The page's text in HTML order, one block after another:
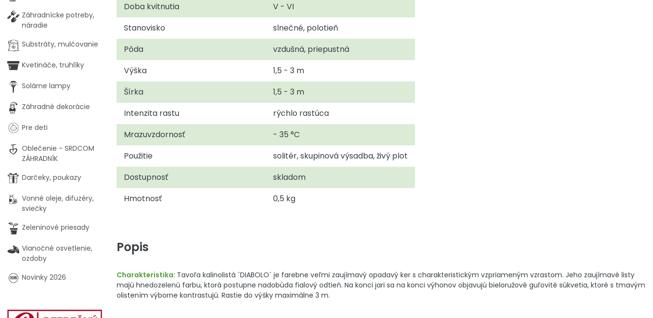
Doba kvitnutia
V - VI
Stanovisko
slnečné, polotieň
Pôda
vzdušná, priepustná
Výška
1,5 - 3 m
Šírka
1,5 - 3 m
Intenzita rastu
rýchlo rastúca
Mrazuvzdornosť
- 35 °C
Použitie
solitér, skupinová výsadba, živý plot
Dostupnosť
skladom
Hmotnosť
0,5 kg
Popis
Charakteristika: Tavoľa kalinolistá ´DIABOLO´ je farebne veľmi zaujímavý opadavý ker s charakteristickým vzpriameným vzrastom. Jeho zaujímavé listy
majú hnedozelenú farbu, ktorá postupne nadobúda fialový odtieň. Na konci jari sa na konci výhonov objavujú bieloružové guľovité súkvetia, ktoré s tmavým
olistením výborne kontrastujú. Rastie do výšky maximálne 3 m.
Záhradnícke potreby,
náradie
Substráty, mulčovanie
Kvetináče, truhlíky
Solárne lampy
Záhradné dekorácie
Pre deti
Oblečenie - SRDCOM
ZÁHRADNÍK
Darčeky, poukazy
Vonné oleje, difuzéry,
sviečky
Zeleninové priesady
Vianočné osvetlenie,
ozdoby
Novinky 2026